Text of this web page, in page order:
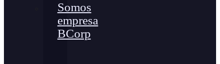
Somos
empresa
BCorp